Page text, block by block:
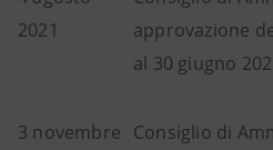
2021
approvazione
al 30 giugno
3 novembre Consiglio di